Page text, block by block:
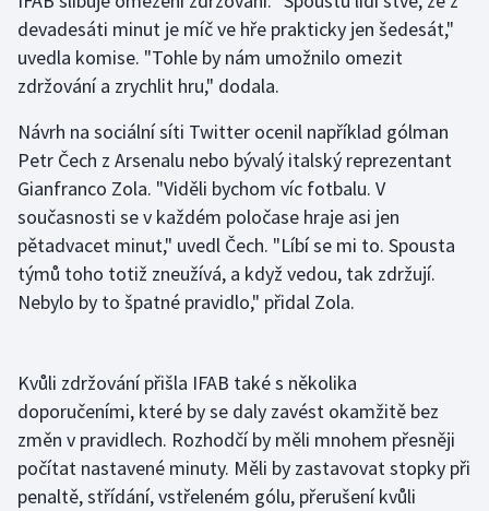
Golf
Gymnastika
Házená
Jezdectví
Judo
Lezení
Lyže a snowboard
Moderní pětiboj
devadesáti minut je míč ve hře prakticky jen šedesát,"
uvedla komise. "Tohle by nám umožnilo omezit
zdržování a zrychlit hru," dodala.
Návrh na sociální síti Twitter ocenil například gólman
Petr Čech z Arsenalu nebo bývalý italský reprezentant
Gianfranco Zola. "Viděli bychom víc fotbalu. V
současnosti se v každém poločase hraje asi jen
pětadvacet minut," uvedl Čech. "Líbí se mi to. Spousta
týmů toho totiž zneužívá, a když vedou, tak zdržují.
Nebylo by to špatné pravidlo," přidal Zola.
Kvůli zdržování přišla IFAB také s několika
doporučeními, které by se daly zavést okamžitě bez
změn v pravidlech. Rozhodčí by měli mnohem přesněji
počítat nastavené minuty. Měli by zastavovat stopky při
penaltě, střídání, vstřeleném gólu, přerušení kvůli